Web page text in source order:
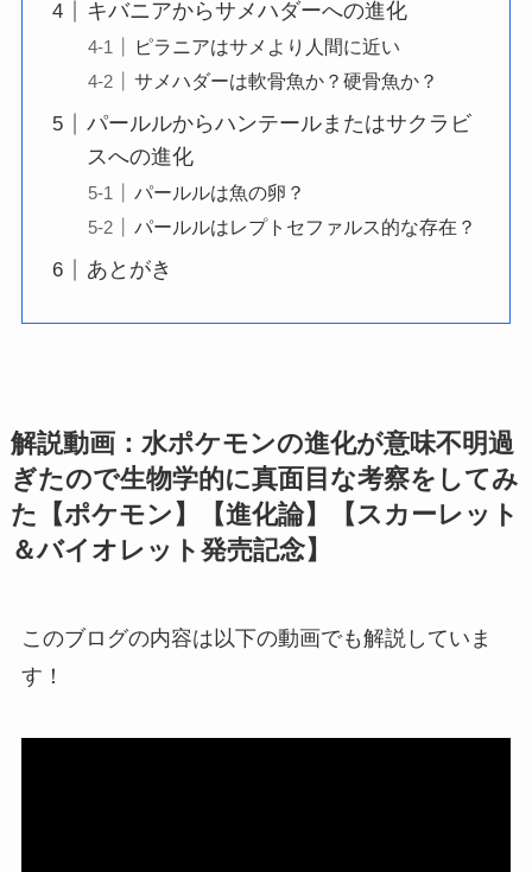
キバニアからサメハダーへの進化
ピラニアはサメより人間に近い
サメハダーは軟骨魚か？硬骨魚か？
パールルからハンテールまたはサクラビ
スへの進化
パールルは魚の卵？
パールルはレプトセファルス的な存在？
あとがき
解説動画：水ポケモンの進化が意味不明過
ぎたので生物学的に真面目な考察をしてみ
た【ポケモン】【進化論】【スカーレット
＆バイオレット発売記念】
このブログの内容は以下の動画でも解説していま
す！